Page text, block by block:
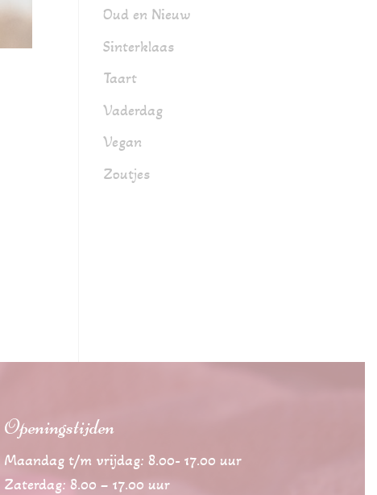
Oud en Nieuw
Sinterklaas
Taart
Vaderdag
Vegan
Zoutjes
Openingstijden
Maandag t/m vrijdag: 8.00- 17.00 uur
Zaterdag: 8.00 – 17.00 uur